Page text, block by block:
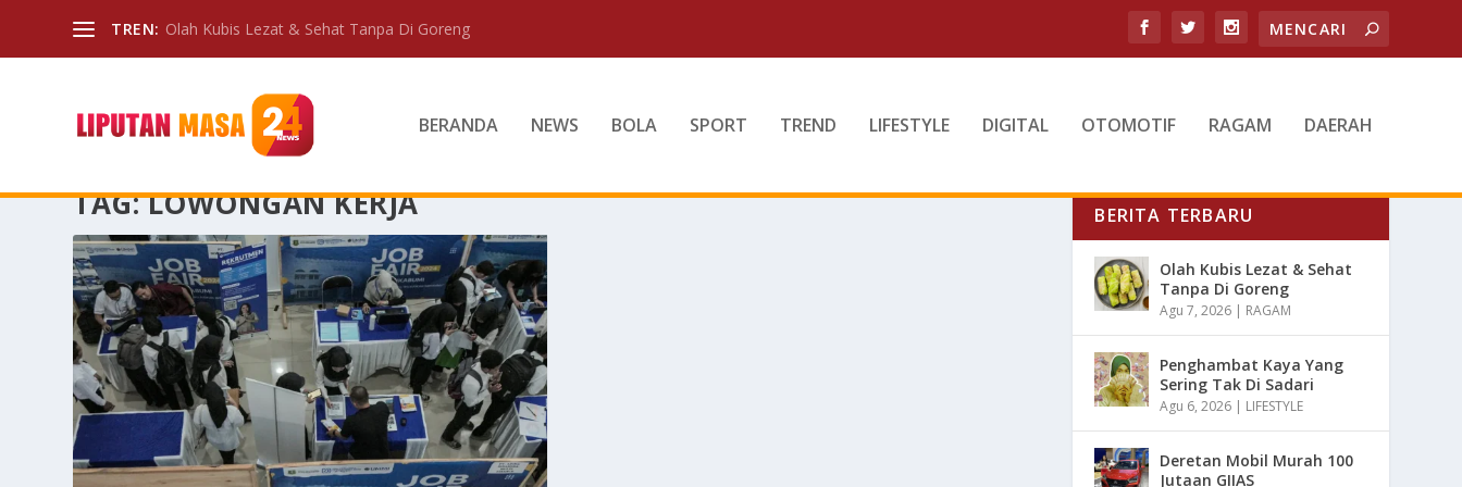
TREN: Olah Kubis Lezat & Sehat Tanpa Di Goreng
BERANDA NEWS BOLA SPORT TREND LIFESTYLE DIGITAL OTOMOTIF RAGAM DAERAH
TAG:LOWONGAN KERJA BERITA TERBARU
Olah Kubis Lezat & Sehat
Tanpa Di Goreng
Agu 7, 2026 | RAGAM
Penghambat Kaya Yang
Sering Tak Di Sadari
Agu 6, 2026 | LIFESTYLE
Deretan Mobil Murah 100
Jutaan GIIAS